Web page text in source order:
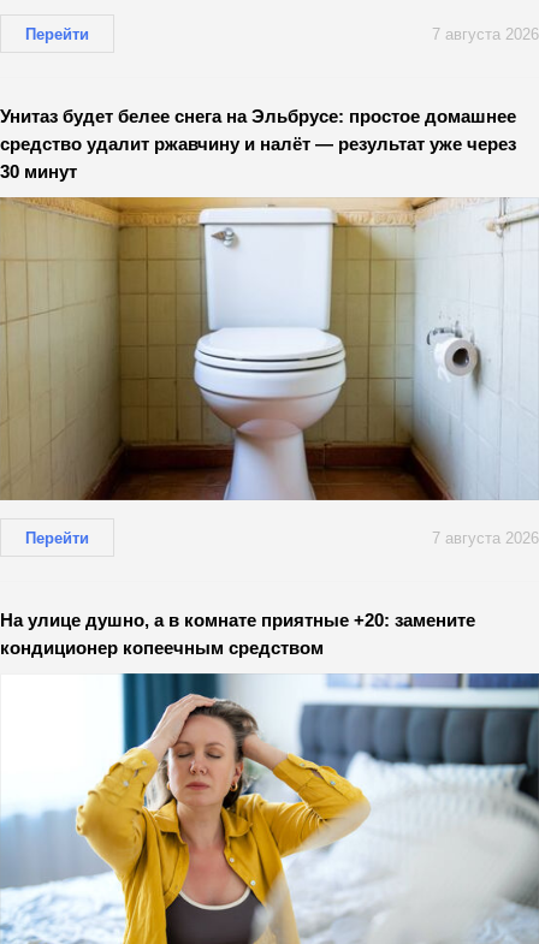
Перейти 7 августа 2026
Унитаз будет белее снега на Эльбрусе: простое домашнее
средство удалит ржавчину и налёт — результат уже через
30 минут
Перейти 7 августа 2026
На улице душно, а в комнате приятные +20: замените
кондиционер копеечным средством